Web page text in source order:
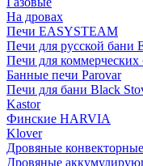
На дровах
Печи EASYSTEAM
Печи для русской бани
Печи для
Банные печи Parovar
Печи для бани Black
Kastor
Финские HARVIA
Klover
Дровяные конвекторные
Дровяные